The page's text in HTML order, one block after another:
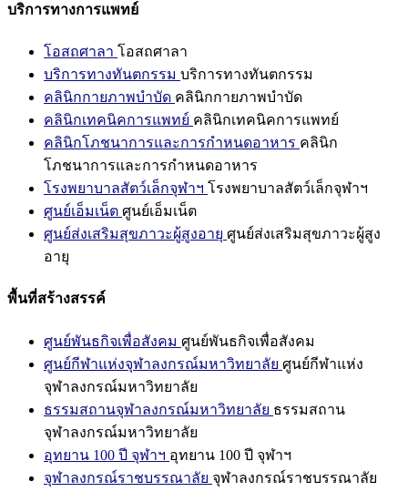
บริการทางการแพทย์
โอสถศาลา โอสถศาลา
บริการทางทันตกรรม บริการทางทันตกรรม
คลินิกกายภาพบำบัด คลินิกกายภาพบำบัด
คลินิกเทคนิคการแพทย์ คลินิกเทคนิคการแพทย์
คลินิกโภชนาการและการกำหนดอาหาร คลินิก
โภชนาการและการกำหนดอาหาร
โรงพยาบาลสัตว์เล็กจุฬาฯ โรงพยาบาลสัตว์เล็กจุฬาฯ
ศูนย์เอ็มเน็ต ศูนย์เอ็มเน็ต
ศูนย์ส่งเสริมสุขภาวะผู้สูงอายุ ศูนย์ส่งเสริมสุขภาวะผู้สูง
อายุ
พื้นที่สร้างสรรค์
ศูนย์พันธกิจเพื่อสังคม ศูนย์พันธกิจเพื่อสังคม
ศูนย์กีฬาแห่งจุฬาลงกรณ์มหาวิทยาลัย ศูนย์กีฬาแห่ง
จุฬาลงกรณ์มหาวิทยาลัย
ธรรมสถานจุฬาลงกรณ์มหาวิทยาลัย ธรรมสถาน
จุฬาลงกรณ์มหาวิทยาลัย
อุทยาน 100 ปี จุฬาฯ อุทยาน 100 ปี จุฬาฯ
จุฬาลงกรณ์ราชบรรณาลัย จุฬาลงกรณ์ราชบรรณาลัย